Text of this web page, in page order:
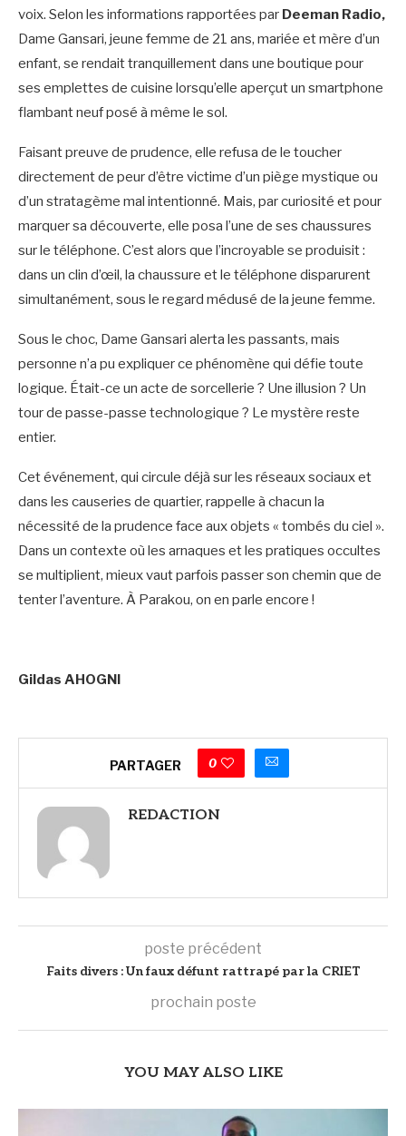
voix. Selon les informations rapportées par Deeman Radio,
Dame Gansari, jeune femme de 21 ans, mariée et mère d’un
enfant, se rendait tranquillement dans une boutique pour
ses emplettes de cuisine lorsqu’elle aperçut un smartphone
flambant neuf posé à même le sol.
Faisant preuve de prudence, elle refusa de le toucher
directement de peur d’être victime d’un piège mystique ou
d’un stratagème mal intentionné. Mais, par curiosité et pour
marquer sa découverte, elle posa l’une de ses chaussures
sur le téléphone. C’est alors que l’incroyable se produisit :
dans un clin d’œil, la chaussure et le téléphone disparurent
simultanément, sous le regard médusé de la jeune femme.
Sous le choc, Dame Gansari alerta les passants, mais
personne n’a pu expliquer ce phénomène qui défie toute
logique. Était-ce un acte de sorcellerie ? Une illusion ? Un
tour de passe-passe technologique ? Le mystère reste
entier.
Cet événement, qui circule déjà sur les réseaux sociaux et
dans les causeries de quartier, rappelle à chacun la
nécessité de la prudence face aux objets « tombés du ciel ».
Dans un contexte où les arnaques et les pratiques occultes
se multiplient, mieux vaut parfois passer son chemin que de
tenter l’aventure. À Parakou, on en parle encore !
Gildas AHOGNI
PARTAGER 0
REDACTION
poste précédent
Faits divers : Un faux défunt rattrapé par la CRIET
prochain poste
YOU MAY ALSO LIKE